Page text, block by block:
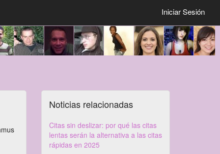
Iniciar Sesión
Noticias relacionadas
Citas sin deslizar: por qué las citas
lentas serán la alternativa a las citas
rápidas en 2025